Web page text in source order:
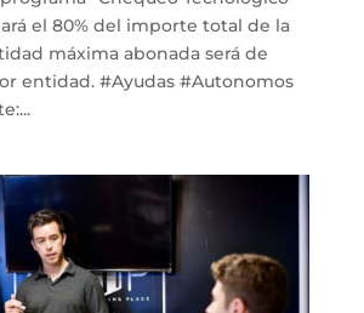
el 80% del importe total de la
máxima abonada será de
entidad. #Ayudas #Autonomos